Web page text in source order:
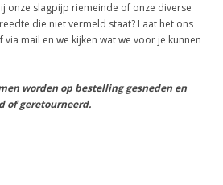
onze slagpijp riemeinde of onze diverse
die niet vermeld staat? Laat het ons
mail en we kijken wat we voor je kunnen
worden op bestelling gesneden en
of geretourneerd.